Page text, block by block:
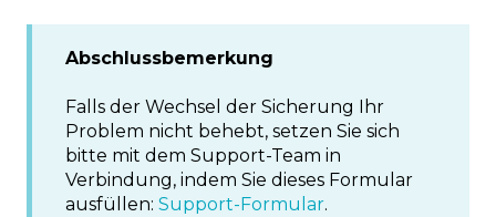
Abschlussbemerkung
Falls der Wechsel der Sicherung Ihr
Problem nicht behebt, setzen Sie sich
bitte mit dem Support-Team in
Verbindung, indem Sie dieses Formular
ausfüllen: Support-Formular.